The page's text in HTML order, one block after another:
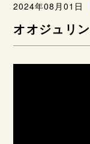
2024年08月01日
オオジュリ